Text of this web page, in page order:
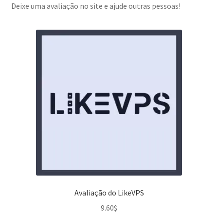
Deixe uma avaliação no site e ajude outras pessoas!
Avaliação do LikeVPS
9.60$